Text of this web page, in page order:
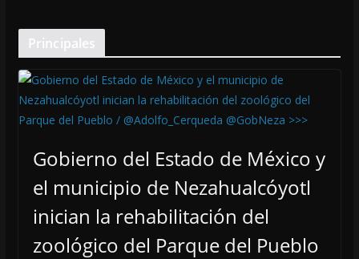
Principales
Gobierno del Estado de México y
el municipio de Nezahualcóyotl
inician la rehabilitación del
zoológico del Parque del Pueblo